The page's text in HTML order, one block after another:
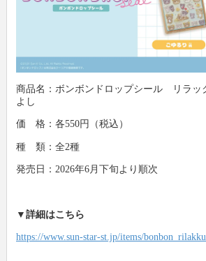
商品名：ボンボンドロップシール リラ
よし
価 格：各550円（税込）
種 類：全2種
発売日：2026年6月下旬より順次
▼詳細はこちら
https://www.sun-star-st.jp/items/